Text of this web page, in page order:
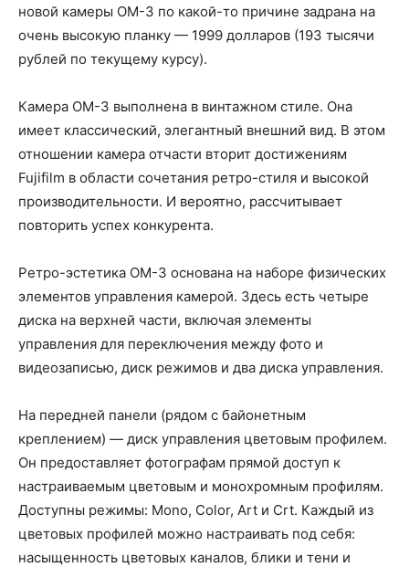
новой камеры OM-3 по какой-то причине задрана на
очень высокую планку — 1999 долларов (193 тысячи
рублей по текущему курсу).
Камера OM-3 выполнена в винтажном стиле. Она
имеет классический, элегантный внешний вид. В этом
отношении камера отчасти вторит достижениям
Fujifilm в области сочетания ретро-стиля и высокой
производительности. И вероятно, рассчитывает
повторить успех конкурента.
Ретро-эстетика OM-3 основана на наборе физических
элементов управления камерой. Здесь есть четыре
диска на верхней части, включая элементы
управления для переключения между фото и
видеозаписью, диск режимов и два диска управления.
На передней панели (рядом с байонетным
креплением) — диск управления цветовым профилем.
Он предоставляет фотографам прямой доступ к
настраиваемым цветовым и монохромным профилям.
Доступны режимы: Mono, Color, Art и Crt. Каждый из
цветовых профилей можно настраивать под себя:
насыщенность цветовых каналов, блики и тени и